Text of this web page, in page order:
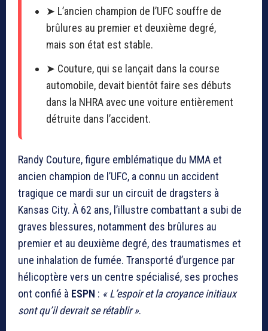
➤ L’ancien champion de l’UFC souffre de
brûlures au premier et deuxième degré,
mais son état est stable.
➤ Couture, qui se lançait dans la course
automobile, devait bientôt faire ses débuts
dans la NHRA avec une voiture entièrement
détruite dans l’accident.
Randy Couture, figure emblématique du MMA et
ancien champion de l’UFC, a connu un accident
tragique ce mardi sur un circuit de dragsters à
Kansas City. À 62 ans, l’illustre combattant a subi de
graves blessures, notamment des brûlures au
premier et au deuxième degré, des traumatismes et
une inhalation de fumée. Transporté d’urgence par
hélicoptère vers un centre spécialisé, ses proches
ont confié à ESPN : « L’espoir et la croyance initiaux
sont qu’il devrait se rétablir ».